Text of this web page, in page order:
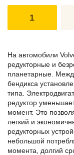
1
На автомобили
редукторные и
планетарные.
бендикса
типа.
редуктор
момент. Это
легкий и
редукторных
небольшой
момента, долгий